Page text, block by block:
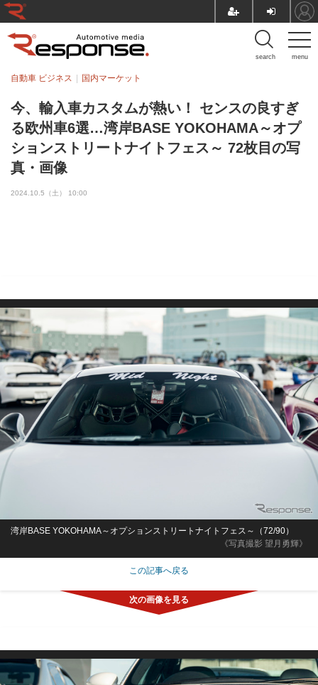
menu
search
今、輸入車カスタムが熱い！ センスの良すぎ
る欧州車6選…湾岸BASE YOKOHAMA～オプ
ションストリートナイトフェス～ 72枚目の写
真・画像
自動車 ビジネス 国内マーケット
2024.10.5（土） 10:00
《写真撮影 望月勇輝》
湾岸BASE YOKOHAMA～オプションストリートナイトフェス～（72/90）
この記事へ戻る